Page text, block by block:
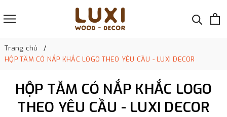
Trang chủ
HỘP TĂM CÓ NẮP KHẮC LOGO THEO YÊU CẦU - LUXI DECOR
HỘP TĂM CÓ NẮP KHẮC LOGO
THEO YÊU CẦU - LUXI DECOR